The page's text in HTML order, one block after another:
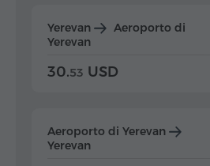
Yerevan
Aeroporto di
Yerevan
30.53 USD
Aeroporto di Yerevan
Yerevan